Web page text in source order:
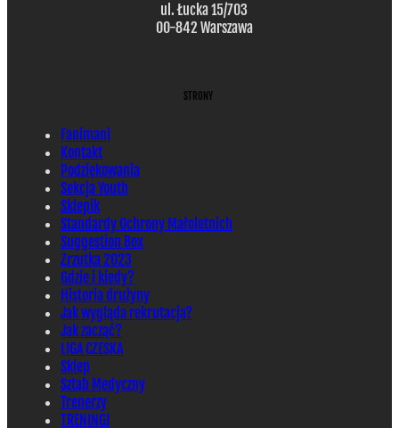
ul. Łucka 15/703
00-842 Warszawa
STRONY
Fanimani
Kontakt
Podziękowania
Sekcja Youth
Sklepik
Standardy Ochrony Małoletnich
Suggestion Box
Zrzutka 2023
Gdzie i kiedy?
Historia drużyny
Jak wygląda rekrutacja?
Jak zacząć?
LIGA CZESKA
Sklep
Sztab Medyczny
Trenerzy
TRENINGI